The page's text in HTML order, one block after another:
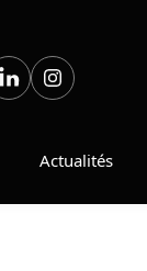
Actualités